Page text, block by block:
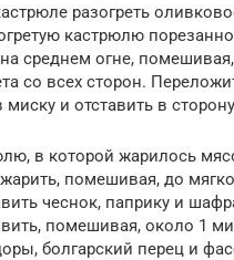
разогреть
кастрюлю
среднем огне,
со всех сторон.
и отставить в
в которой жарилось
помешивая, до
чеснок, паприку и
помешивая, около 1
болгарский перец и